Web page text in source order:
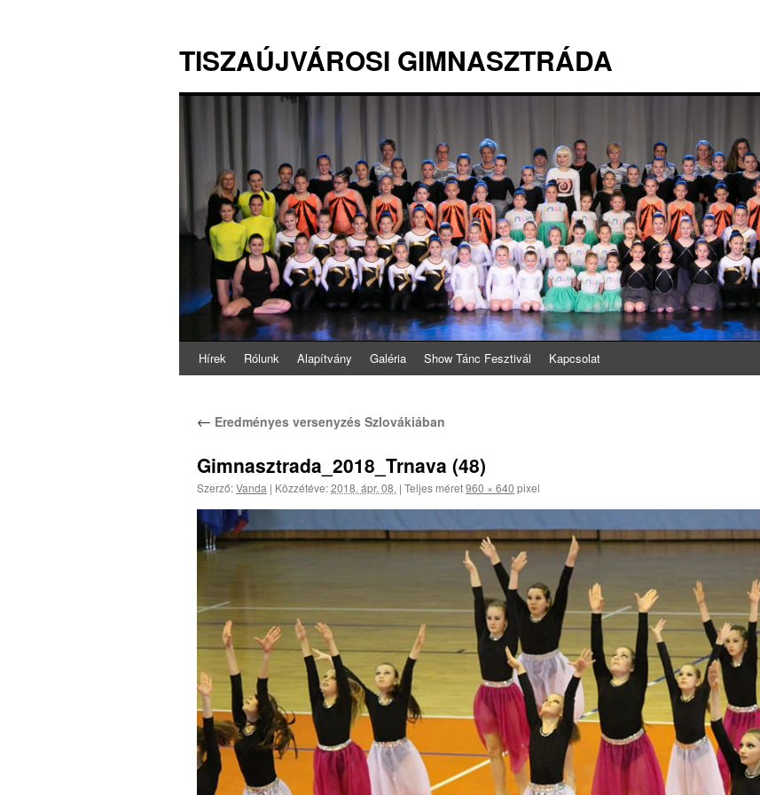
TISZAÚJVÁROSI GIMNASZTRÁDA
Hírek Rólunk Alapítvány Galéria Show Tánc Fesztivál Kapcsolat
← Eredményes versenyzés Szlovákiában
Gimnasztrada_2018_Trnava (48)
Szerző:Vanda | Közzétéve:2018. ápr. 08. | Teljes méret960 × 640 pixel